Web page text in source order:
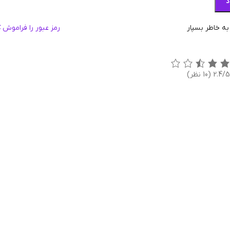
رمز عبور را فراموش به خاطر بسپار
2.4/5 (10 نظر)